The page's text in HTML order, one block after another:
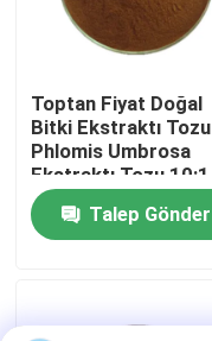
Kalite Kontrolü
Bizimle İletişim
Toptan Fiyat Doğal
Bitki Ekstraktı Tozu
Phlomis Umbrosa
Ekstraktı Tozu 10:1
Talep Gönder